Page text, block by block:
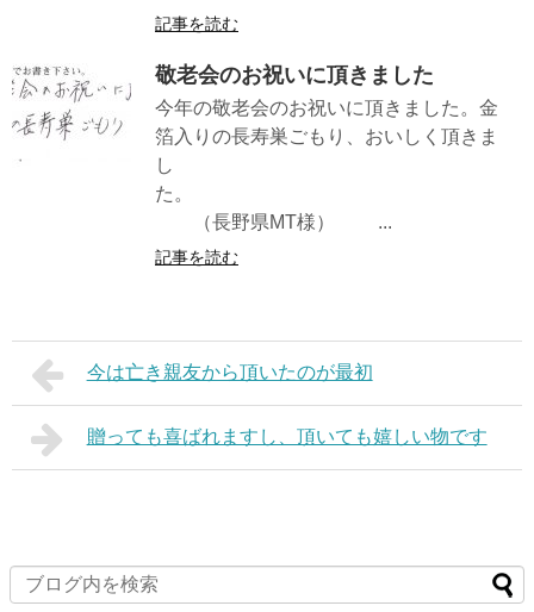
記事を読む
敬老会のお祝いに頂きました
今年の敬老会のお祝いに頂きました。金
箔入りの長寿巣ごもり、おいしく頂きま
し
た。
（長野県MT様） ...
記事を読む
今は亡き親友から頂いたのが最初
贈っても喜ばれますし、頂いても嬉しい物です